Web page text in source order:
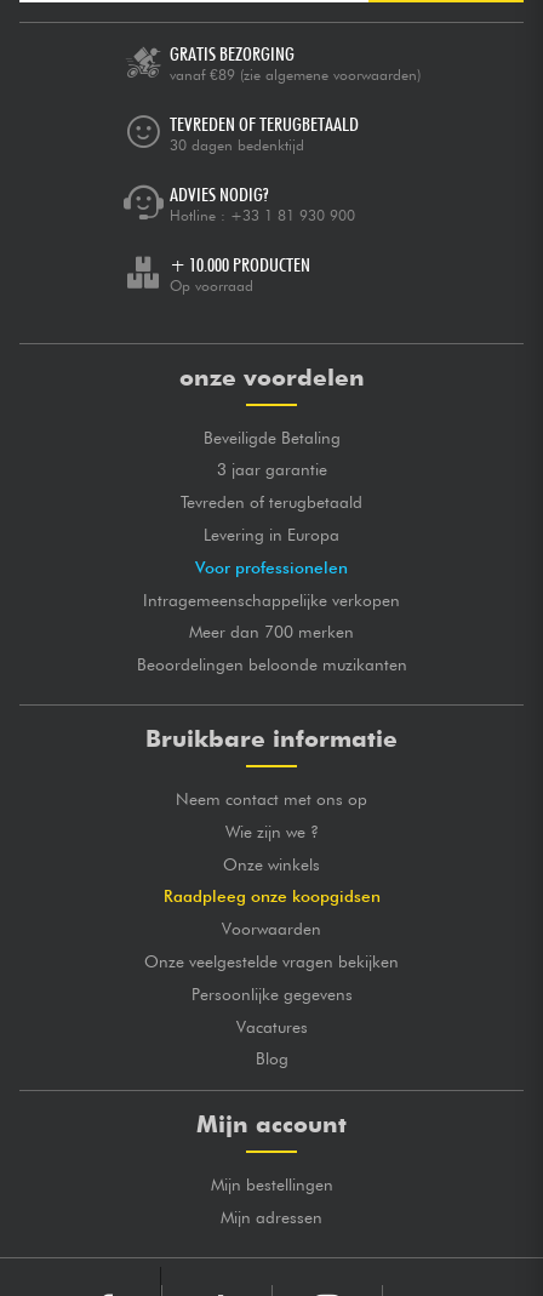
GRATIS BEZORGING
vanaf €89 (zie algemene voorwaarden)
TEVREDEN OF TERUGBETAALD
30 dagen bedenktijd
ADVIES NODIG?
Hotline : +33 1 81 930 900
+ 10.000 PRODUCTEN
Op voorraad
onze voordelen
Beveiligde Betaling
3 jaar garantie
Tevreden of terugbetaald
Levering in Europa
Voor professionelen
Intragemeenschappelijke verkopen
Meer dan 700 merken
Beoordelingen beloonde muzikanten
Bruikbare informatie
Neem contact met ons op
Wie zijn we ?
Onze winkels
Raadpleeg onze koopgidsen
Voorwaarden
Onze veelgestelde vragen bekijken
Persoonlijke gegevens
Vacatures
Blog
Mijn account
Mijn bestellingen
Mijn adressen